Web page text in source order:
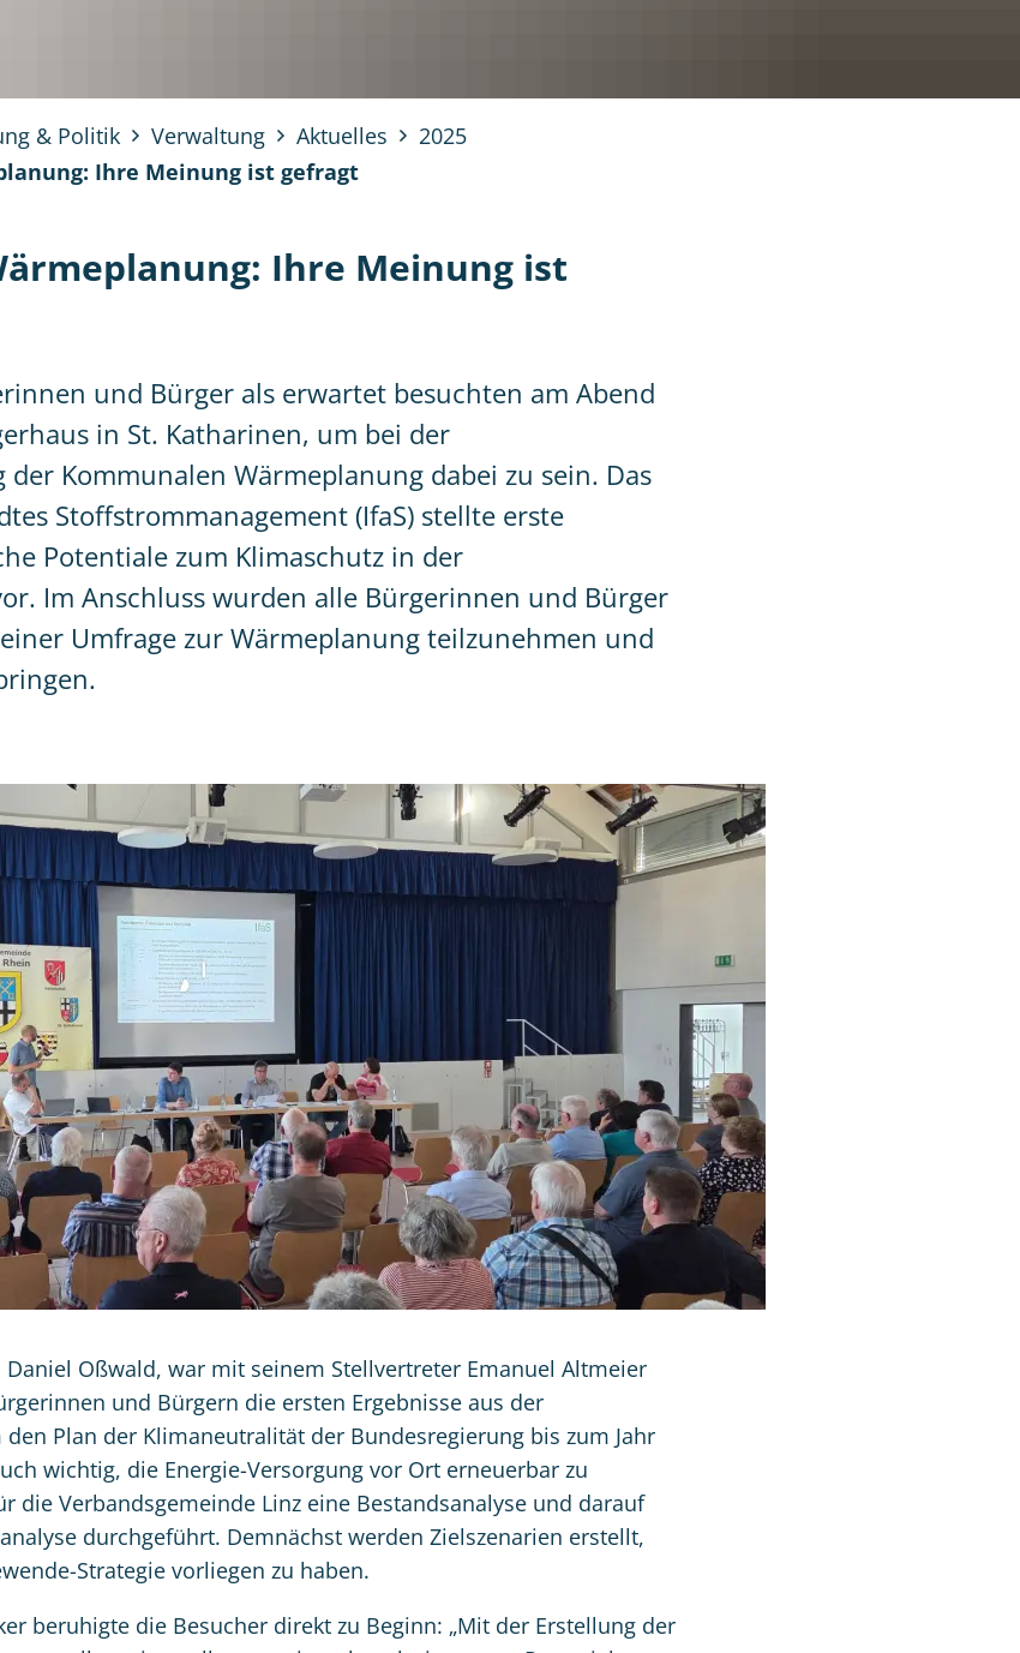
& Politik Verwaltung Aktuelles
2025
Ihre Meinung ist gefragt
Ihre Meinung ist
und Bürger als erwartet besuchten am Abend
in St. Katharinen, um bei der
Kommunalen Wärmeplanung dabei zu sein. Das
Stoffstrommanagement (IfaS) stellte erste
Potentiale zum Klimaschutz in der
Im Anschluss wurden alle Bürgerinnen und Bürger
Umfrage zur Wärmeplanung teilzunehmen und
Daniel Oßwald, war mit seinem Stellvertreter Emanuel Altmeier
und Bürgern die ersten Ergebnisse aus der
den Plan der Klimaneutralität der Bundesregierung bis zum Jahr
wichtig, die Energie-Versorgung vor Ort erneuerbar zu
die Verbandsgemeinde Linz eine Bestandsanalyse und darauf
durchgeführt. Demnächst werden Zielszenarien erstellt,
Strategie vorliegen zu haben.
beruhigte die Besucher direkt zu Beginn: „Mit der Erstellung der